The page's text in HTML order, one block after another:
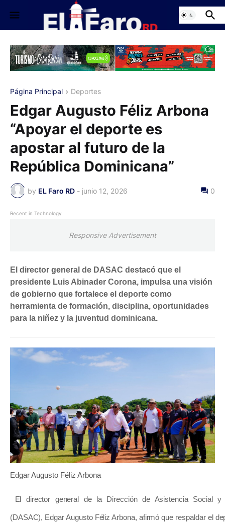
Página Principal Deportes
Edgar Augusto Féliz Arbona
“Apoyar el deporte es
apostar al futuro de la
República Dominicana”
by EL Faro RD - junio 12, 2026 0
Recent in Technology
Responsive Advertisement
El director general de DASAC destacó que el
presidente Luis Abinader Corona, impulsa una visión
de gobierno que fortalece el deporte como
herramienta de formación, disciplina, oportunidades
para la niñez y la juventud dominicana.
Edgar Augusto Féliz Arbona
El director general de la Dirección de Asistencia Social y
(DASAC), Edgar Augusto Féliz Arbona, afirmó que respaldar el